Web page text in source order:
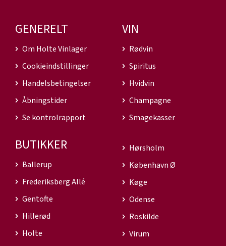
GENERELT
Om Holte Vinlager
Cookieindstillinger
Handelsbetingelser
Åbningstider
Se kontrolrapport
VIN
Rødvin
Spiritus
Hvidvin
Champagne
Smagekasser
BUTIKKER
Ballerup
Frederiksberg Allé
Gentofte
Hillerød
Holte
Hørsholm
København Ø
Køge
Odense
Roskilde
Virum